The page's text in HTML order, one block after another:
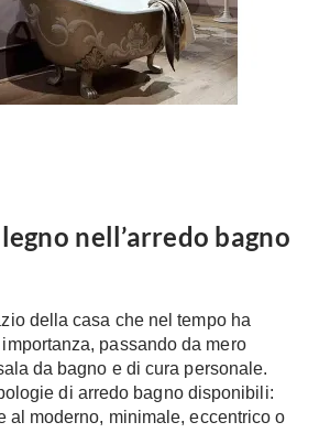
Riscaldamento
Caminetti
Stufe
Stube
Climatizzatore
Deumidificatori
Chiller
Pompe di calore
nell’arredo bagno
della casa che nel tempo ha
passando da mero
da bagno e di cura personale.
di arredo bagno disponibili:
al moderno, minimale, eccentrico o